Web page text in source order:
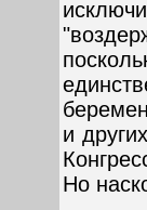
и
Но